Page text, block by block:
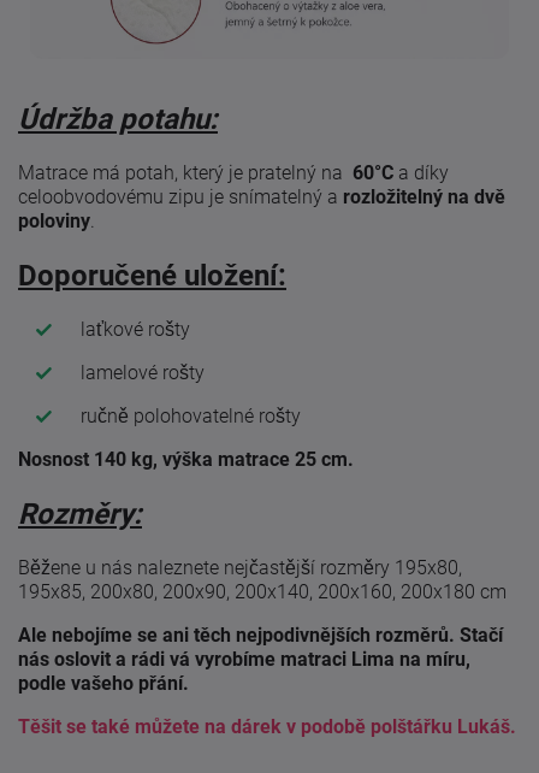
Údržba potahu:
Matrace má potah, který je pratelný na 60°C a díky
celoobvodovému zipu je snímatelný a rozložitelný na dvě
poloviny.
Doporučené uložení:
laťkové rošty
lamelové rošty
ručně polohovatelné rošty
Nosnost 140 kg, výška matrace 25 cm.
Rozměry:
Běžene u nás naleznete nejčastější rozměry 195x80,
195x85, 200x80, 200x90, 200x140, 200x160, 200x180 cm
Ale nebojíme se ani těch nejpodivnějších rozměrů. Stačí
nás oslovit a rádi vá vyrobíme matraci Lima na míru,
podle vašeho přání.
Těšit se také můžete na dárek v podobě polštářku Lukáš.